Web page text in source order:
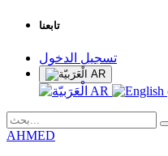
تابعنا
تسجيل الدخول
AR
AR
AHMED